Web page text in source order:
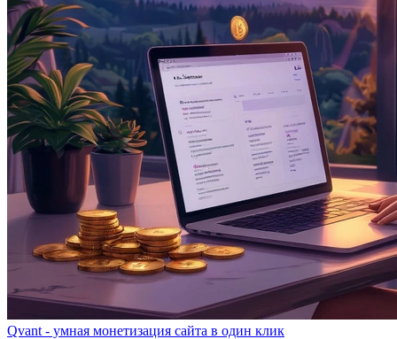
Qvant - умная монетизация сайта в один клик